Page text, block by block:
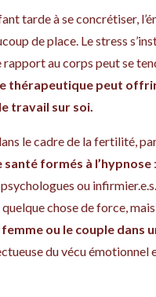
tarde à se concrétiser,
de place. Le stress
au corps peut se
thérapeutique peut
travail sur soi.
le cadre de la fertilité,
formés à l’hypnose
ou
chose de force, mais
ou le couple dans
du vécu émotionnel